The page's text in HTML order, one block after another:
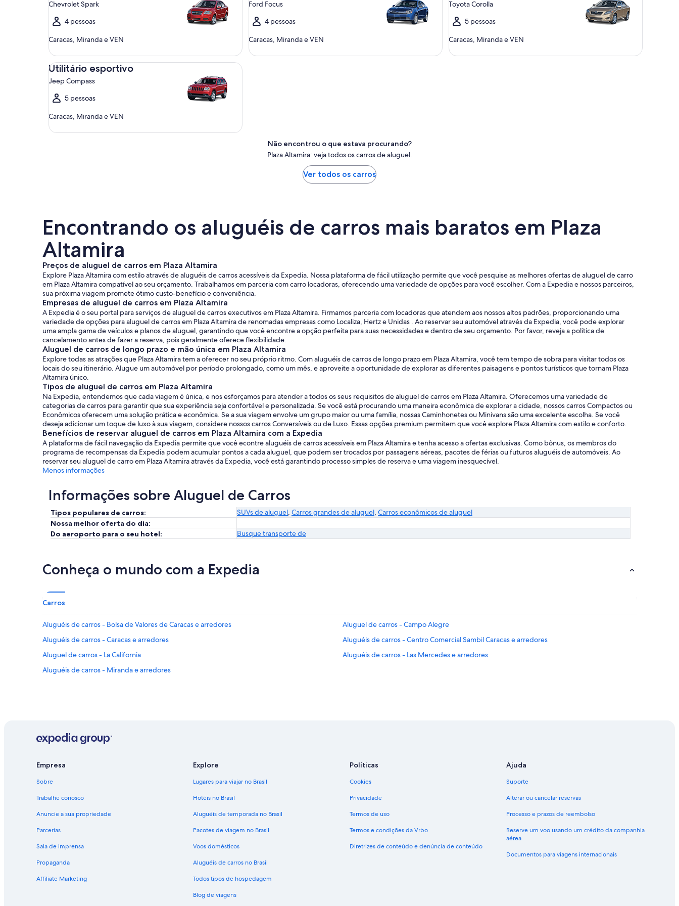
Chevrolet Spark
4 pessoas
Caracas, Miranda e VEN
Ford Focus
4 pessoas
Caracas, Miranda e VEN
Toyota Corolla
5 pessoas
Caracas, Miranda e VEN
Utilitário esportivo
Jeep Compass
5 pessoas
Caracas, Miranda e VEN
Utilitário esportivo Jeep Compass
Não encontrou o que estava procurando?
Plaza Altamira: veja todos os carros de aluguel.
Ver todos os carros
Encontrando os aluguéis de carros mais baratos em Plaza
Altamira
Preços de aluguel de carros em Plaza Altamira
Explore Plaza Altamira com estilo através de aluguéis de carros acessíveis da Expedia. Nossa plataforma de fácil utilização permite que você pesquise as melhores ofertas de aluguel de carro
em Plaza Altamira compatível ao seu orçamento. Trabalhamos em parceria com carro locadoras, oferecendo uma variedade de opções para você escolher. Com a Expedia e nossos parceiros,
sua próxima viagem promete ótimo custo-benefício e conveniência.
Empresas de aluguel de carros em Plaza Altamira
A Expedia é o seu portal para serviços de aluguel de carros executivos em Plaza Altamira. Firmamos parceria com locadoras que atendem aos nossos altos padrões, proporcionando uma
variedade de opções para aluguel de carros em Plaza Altamira de renomadas empresas como Localiza, Hertz e Unidas . Ao reservar seu automóvel através da Expedia, você pode explorar
uma ampla gama de veículos e planos de aluguel, garantindo que você encontre a opção perfeita para suas necessidades e dentro de seu orçamento. Por favor, reveja a política de
cancelamento antes de fazer a reserva, pois geralmente oferece flexibilidade.
Aluguel de carros de longo prazo e mão única em Plaza Altamira
Explore todas as atrações que Plaza Altamira tem a oferecer no seu próprio ritmo. Com aluguéis de carros de longo prazo em Plaza Altamira, você tem tempo de sobra para visitar todos os
locais do seu itinerário. Alugue um automóvel por período prolongado, como um mês, e aproveite a oportunidade de explorar as diferentes paisagens e pontos turísticos que tornam Plaza
Altamira único.
Tipos de aluguel de carros em Plaza Altamira
Na Expedia, entendemos que cada viagem é única, e nos esforçamos para atender a todos os seus requisitos de aluguel de carros em Plaza Altamira. Oferecemos uma variedade de
categorias de carros para garantir que sua experiência seja confortável e personalizada. Se você está procurando uma maneira econômica de explorar a cidade, nossos carros Compactos ou
Econômicos oferecem uma solução prática e econômica. Se a sua viagem envolve um grupo maior ou uma família, nossas Caminhonetes ou Minivans são uma excelente escolha. Se você
deseja adicionar um toque de luxo à sua viagem, considere nossos carros Conversíveis ou de Luxo. Essas opções premium permitem que você explore Plaza Altamira com estilo e conforto.
Benefícios de reservar aluguel de carros em Plaza Altamira com a Expedia
A plataforma de fácil navegação da Expedia permite que você econtre aluguéis de carros acessíveis em Plaza Altamira e tenha acesso a ofertas exclusivas. Como bônus, os membros do
programa de recompensas da Expedia podem acumular pontos a cada aluguel, que podem ser trocados por passagens aéreas, pacotes de férias ou futuros aluguéis de automóveis. Ao
reservar seu aluguel de carro em Plaza Altamira através da Expedia, você está garantindo processo simples de reserva e uma viagem inesquecível.
Menos informações
Informações sobre Aluguel de Carros
Tipos populares de carros: SUVs de aluguel, Carros grandes de aluguel, Carros econômicos de aluguel
Nossa melhor oferta do dia:
Do aeroporto para o seu hotel:
Busque transporte de
Conheça o mundo com a Expedia
Carros
Aluguéis de carros - Bolsa de Valores de Caracas e arredores
Aluguel de carros - Campo Alegre
Aluguéis de carros - Caracas e arredores
Aluguéis de carros - Centro Comercial Sambil Caracas e arredores
Aluguel de carros - La California
Aluguéis de carros - Las Mercedes e arredores
Aluguéis de carros - Miranda e arredores
Empresa
Sobre
Trabalhe conosco
Anuncie a sua propriedade
Parcerias
Sala de imprensa
Propaganda
Affiliate Marketing
Explore
Lugares para viajar no Brasil
Hotéis no Brasil
Aluguéis de temporada no Brasil
Pacotes de viagem no Brasil
Voos domésticos
Aluguéis de carros no Brasil
Todos tipos de hospedagem
Blog de viagens
Políticas
Cookies
Privacidade
Termos de uso
Termos e condições da Vrbo
Diretrizes de conteúdo e denúncia de conteúdo
Ajuda
Suporte
Alterar ou cancelar reservas
Processo e prazos de reembolso
Reserve um voo usando um crédito da companhia
aérea
Documentos para viagens internacionais